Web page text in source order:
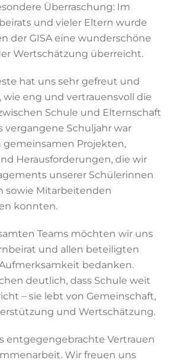
Überraschung: Im
und vieler Eltern wurde
der GISA eine wunderschöne
Wertschätzung überreicht.
hat uns sehr gefreut und
eng und vertrauensvoll die
Schule und Elternschaft
vergangene Schuljahr war
gemeinsamen Projekten,
Herausforderungen, die wir
unserer Schülerinnen
sowie Mitarbeitenden
konnten.
Teams möchten wir uns
und allen beteiligten
bedanken.
deutlich, dass Schule weit
– sie lebt von Gemeinschaft,
und Wertschätzung.
entgegengebrachte Vertrauen
Wir freuen uns